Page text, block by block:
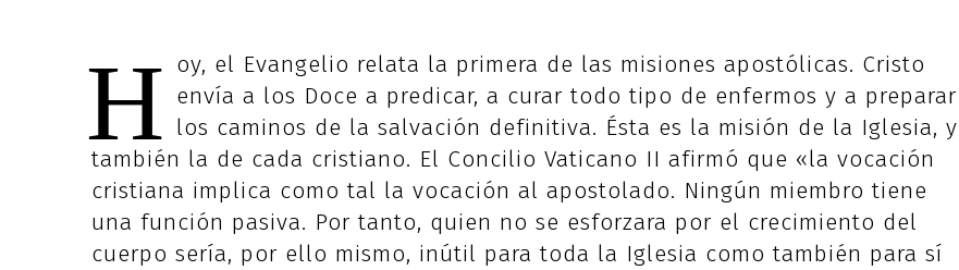
H oy, el Evangelio relata la primera de las misiones apostólicas. Cristo
envía a los Doce a predicar, a curar todo tipo de enfermos y a preparar
los caminos de la salvación definitiva. Ésta es la misión de la Iglesia, y
también la de cada cristiano. El Concilio Vaticano II afirmó que «la vocación
cristiana implica como tal la vocación al apostolado. Ningún miembro tiene
una función pasiva. Por tanto, quien no se esforzara por el crecimiento del
cuerpo sería, por ello mismo, inútil para toda la Iglesia como también para sí